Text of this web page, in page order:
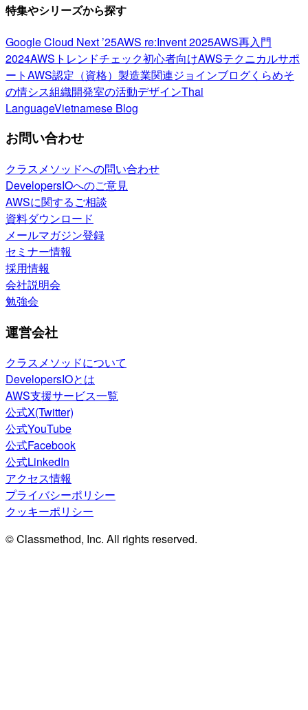
特集やシリーズから探す
Google Cloud Next ’25AWS re:Invent 2025AWS再入門
2024AWSトレンドチェック初心者向けAWSテクニカルサポ
ートAWS認定（資格） 製造業関連ジョインブログくらめそ
の情シス組織開発室の活動デザインThai
LanguageVietnamese Blog
お問い合わせ
クラスメソッドへの問い合わせ
DevelopersIOへのご意見
AWSに関するご相談
資料ダウンロード
メールマガジン登録
セミナー情報
採用情報
会社説明会
勉強会
運営会社
クラスメソッドについて
DevelopersIOとは
AWS支援サービス一覧
公式X(Twitter)
公式YouTube
公式Facebook
公式LinkedIn
アクセス情報
プライバシーポリシー
クッキーポリシー
© Classmethod, Inc. All rights reserved.